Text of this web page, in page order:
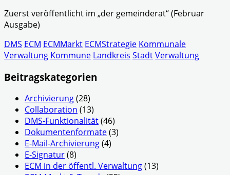
Zuerst veröffentlicht im „der gemeinderat“ (Februar
Ausgabe)
DMS ECM ECMMarkt ECMStrategie Kommunale
Verwaltung Kommune Landkreis StadtVerwaltung
Beitragskategorien
Archivierung(28)
Collaboration (13)
DMS-Funktionalität(46)
Dokumentenformate(3)
E-Mail-Archivierung(4)
E-Signatur(8)
ECM in der öffentl. Verwaltung(13)